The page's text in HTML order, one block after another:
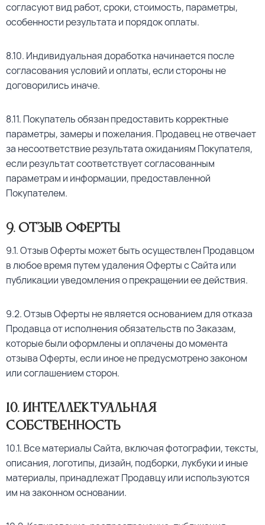
согласуют вид работ, сроки, стоимость, параметры,
особенности результата и порядок оплаты.
8.10. Индивидуальная доработка начинается после
согласования условий и оплаты, если стороны не
договорились иначе.
8.11. Покупатель обязан предоставить корректные
параметры, замеры и пожелания. Продавец не отвечает
за несоответствие результата ожиданиям Покупателя,
если результат соответствует согласованным
параметрам и информации, предоставленной
Покупателем.
9. Отзыв Оферты
9.1. Отзыв Оферты может быть осуществлен Продавцом
в любое время путем удаления Оферты с Сайта или
публикации уведомления о прекращении ее действия.
9.2. Отзыв Оферты не является основанием для отказа
Продавца от исполнения обязательств по Заказам,
которые были оформлены и оплачены до момента
отзыва Оферты, если иное не предусмотрено законом
или соглашением сторон.
10. Интеллектуальная
собственность
10.1. Все материалы Сайта, включая фотографии, тексты,
описания, логотипы, дизайн, подборки, лукбуки и иные
материалы, принадлежат Продавцу или используются
им на законном основании.